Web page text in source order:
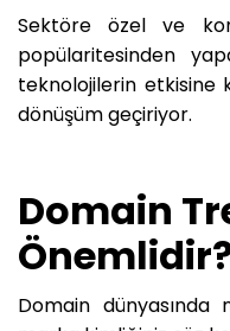
Sektöre özel ve
popülaritesinden
teknolojilerin etkisine
dönüşüm geçiriyor.
Domain
Domain